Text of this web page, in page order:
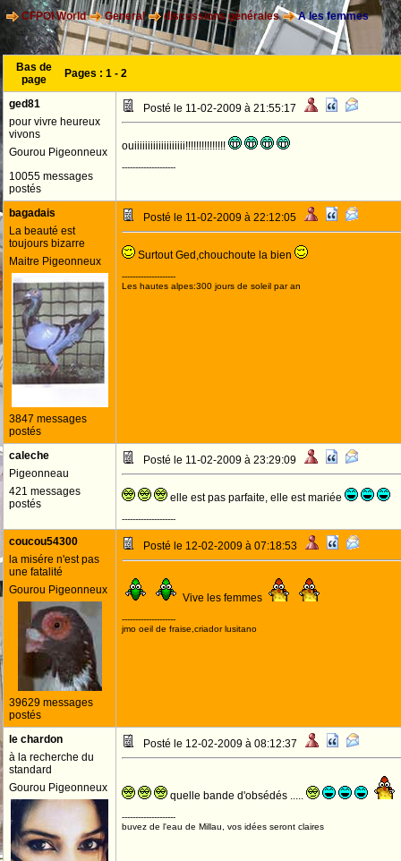
CFPOI World General discussions générales A les femmes
Bas de
page
Pages : 1 - 2
ged81
pour vivre heureux
vivons
Gourou Pigeonneux
10055 messages
postés
Posté le 11-02-2009 à 21:55:17
ouiiiiiiiiiiiiiiiiiii!!!!!!!!!!!!!!!
--------------------
bagadais
La beauté est
toujours bizarre
Maitre Pigeonneux
3847 messages
postés
Posté le 11-02-2009 à 22:12:05
Surtout Ged,chouchoute la bien
--------------------
Les hautes alpes:300 jours de soleil par an
caleche
Pigeonneau
421 messages
postés
Posté le 11-02-2009 à 23:29:09
elle est pas parfaite, elle est mariée
--------------------
coucou54300
la misére n'est pas
une fatalité
Gourou Pigeonneux
39629 messages
postés
Posté le 12-02-2009 à 07:18:53
Vive les femmes
--------------------
jmo oeil de fraise,criador lusitano
le chardon
à la recherche du
standard
Gourou Pigeonneux
Posté le 12-02-2009 à 08:12:37
quelle bande d'obsédés .....
--------------------
buvez de l'eau de Millau, vos idées seront claires